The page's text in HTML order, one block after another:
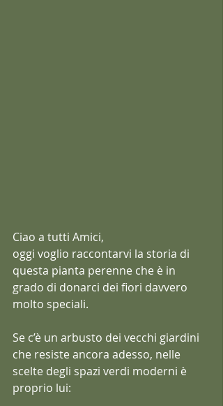
Ciao a tutti Amici,
oggi voglio raccontarvi la storia di
questa pianta perenne che è in
grado di donarci dei fiori davvero
molto speciali.
Se c’è un arbusto dei vecchi giardini
che resiste ancora adesso, nelle
scelte degli spazi verdi moderni è
proprio lui: